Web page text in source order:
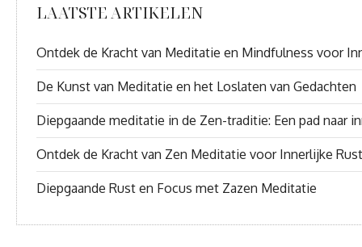
LAATSTE ARTIKELEN
Ontdek de Kracht van Meditatie en Mindfulness voor
De Kunst van Meditatie en het Loslaten van Gedachten
Diepgaande meditatie in de Zen-traditie: Een pad naar
Ontdek de Kracht van Zen Meditatie voor Innerlijke Rust
Diepgaande Rust en Focus met Zazen Meditatie